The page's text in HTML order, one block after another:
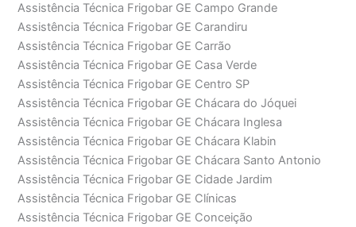
Assistência Técnica Frigobar GE Campo Grande
Assistência Técnica Frigobar GE Carandiru
Assistência Técnica Frigobar GE Carrão
Assistência Técnica Frigobar GE Casa Verde
Assistência Técnica Frigobar GE Centro SP
Assistência Técnica Frigobar GE Chácara do Jóquei
Assistência Técnica Frigobar GE Chácara Inglesa
Assistência Técnica Frigobar GE Chácara Klabin
Assistência Técnica Frigobar GE Chácara Santo Antonio
Assistência Técnica Frigobar GE Cidade Jardim
Assistência Técnica Frigobar GE Clínicas
Assistência Técnica Frigobar GE Conceição